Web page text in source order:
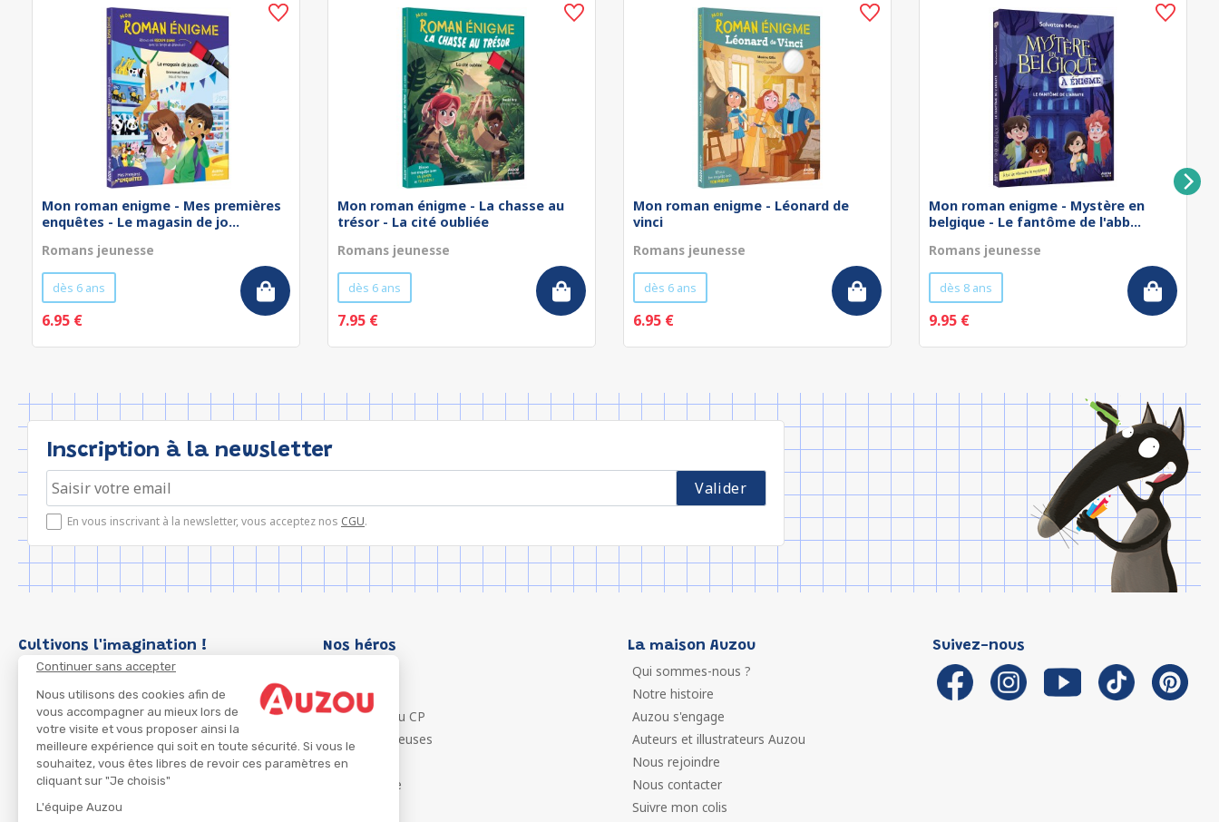
Continuer sans accepter
Nous utilisons des cookies afin de
vous accompagner au mieux lors de
votre visite et vous proposer ainsi la
meilleure expérience qui soit en toute sécurité. Si vous le
souhaitez, vous êtes libres de revoir ces paramètres en
cliquant sur "Je choisis"
L'équipe Auzou
Mon roman enigme - Mes premières
enquêtes - Le magasin de jo...
Romans jeunesse
dès 6 ans
6.95 €
Mon roman énigme - La chasse au
trésor - La cité oubliée
Romans jeunesse
dès 6 ans
7.95 €
Mon roman enigme - Léonard de
vinci
Romans jeunesse
dès 6 ans
6.95 €
Mon roman enigme - Mystère en
belgique - Le fantôme de l'abb...
Romans jeunesse
dès 8 ans
9.95 €
Inscription à la newsletter
En vous inscrivant à la newsletter, vous acceptez nos CGU.
Cultivons l'imagination ! Nos héros
P'tit Loup
Les Héros du CP
Les Influenceuses
Migali
Petite Taupe
La maison Auzou
Qui sommes-nous ?
Notre histoire
Auzou s'engage
Auteurs et illustrateurs Auzou
Nous rejoindre
Nous contacter
Suivre mon colis
Suivez-nous